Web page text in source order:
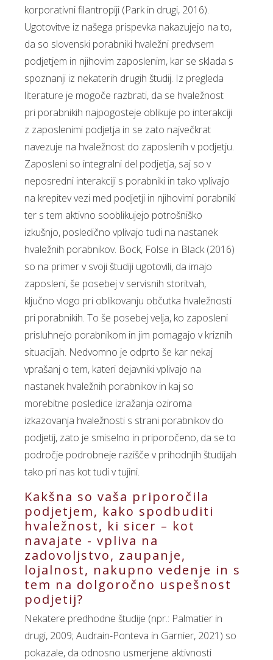
korporativni filantropiji (Park in drugi, 2016).
Ugotovitve iz našega prispevka nakazujejo na to,
da so slovenski porabniki hvaležni predvsem
podjetjem in njihovim zaposlenim, kar se sklada s
spoznanji iz nekaterih drugih študij. Iz pregleda
literature je mogoče razbrati, da se hvaležnost
pri porabnikih najpogosteje oblikuje po interakciji
z zaposlenimi podjetja in se zato največkrat
navezuje na hvaležnost do zaposlenih v podjetju.
Zaposleni so integralni del podjetja, saj so v
neposredni interakciji s porabniki in tako vplivajo
na krepitev vezi med podjetji in njihovimi porabniki
ter s tem aktivno sooblikujejo potrošniško
izkušnjo, posledično vplivajo tudi na nastanek
hvaležnih porabnikov. Bock, Folse in Black (2016)
so na primer v svoji študiji ugotovili, da imajo
zaposleni, še posebej v servisnih storitvah,
ključno vlogo pri oblikovanju občutka hvaležnosti
pri porabnikih. To še posebej velja, ko zaposleni
prisluhnejo porabnikom in jim pomagajo v kriznih
situacijah. Nedvomno je odprto še kar nekaj
vprašanj o tem, kateri dejavniki vplivajo na
nastanek hvaležnih porabnikov in kaj so
morebitne posledice izražanja oziroma
izkazovanja hvaležnosti s strani porabnikov do
podjetij, zato je smiselno in priporočeno, da se to
področje podrobneje razišče v prihodnjih študijah
tako pri nas kot tudi v tujini.
Kakšna so vaša priporočila
podjetjem, kako spodbuditi
hvaležnost, ki sicer – kot
navajate - vpliva na
zadovoljstvo, zaupanje,
lojalnost, nakupno vedenje in s
tem na dolgoročno uspešnost
podjetij?
Nekatere predhodne študije (npr.: Palmatier in
drugi, 2009; Audrain-Ponteva in Garnier, 2021) so
pokazale, da odnosno usmerjene aktivnosti